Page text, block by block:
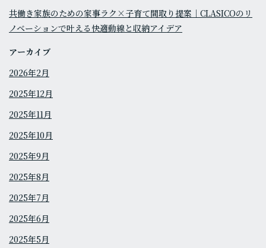
共働き家族のための家事ラク×子育て間取り提案｜CLASICOのリ
ノベーションで叶える快適動線と収納アイデア
アーカイブ
2026年2月
2025年12月
2025年11月
2025年10月
2025年9月
2025年8月
2025年7月
2025年6月
2025年5月